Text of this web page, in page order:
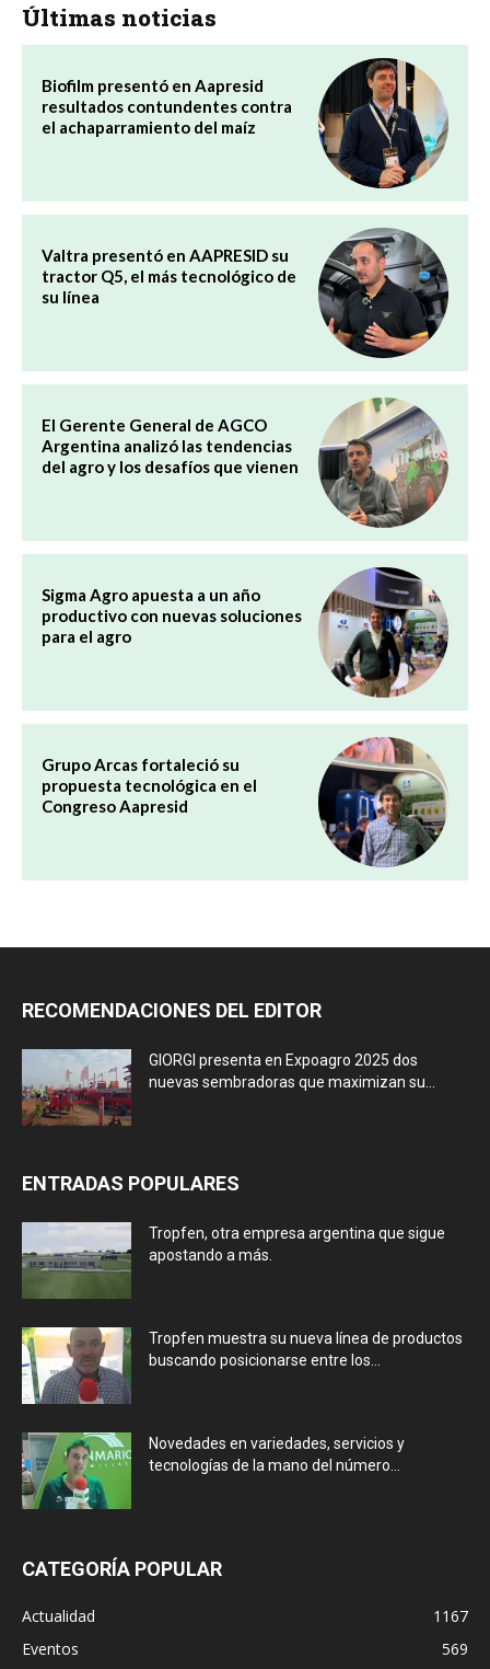
Últimas noticias
Biofilm presentó en Aapresid
resultados contundentes contra
el achaparramiento del maíz
Valtra presentó en AAPRESID su
tractor Q5, el más tecnológico de
su línea
El Gerente General de AGCO
Argentina analizó las tendencias
del agro y los desafíos que vienen
Sigma Agro apuesta a un año
productivo con nuevas soluciones
para el agro
Grupo Arcas fortaleció su
propuesta tecnológica en el
Congreso Aapresid
RECOMENDACIONES DEL EDITOR
GIORGI presenta en Expoagro 2025 dos
nuevas sembradoras que maximizan su...
ENTRADAS POPULARES
Tropfen, otra empresa argentina que sigue
apostando a más.
Tropfen muestra su nueva línea de productos
buscando posicionarse entre los...
Novedades en variedades, servicios y
tecnologías de la mano del número...
CATEGORÍA POPULAR
Actualidad
1167
Eventos
569